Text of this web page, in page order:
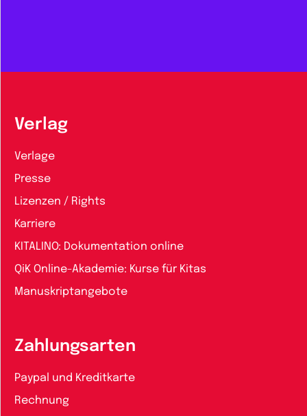
Verlag
Verlage
Presse
Lizenzen / Rights
Karriere
KITALINO: Dokumentation online
QiK Online-Akademie: Kurse für Kitas
Manuskriptangebote
Zahlungsarten
Paypal und Kreditkarte
Rechnung